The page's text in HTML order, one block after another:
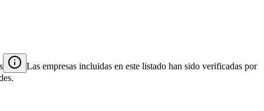
Las empresas incluidas en este listado han sido verificadas por